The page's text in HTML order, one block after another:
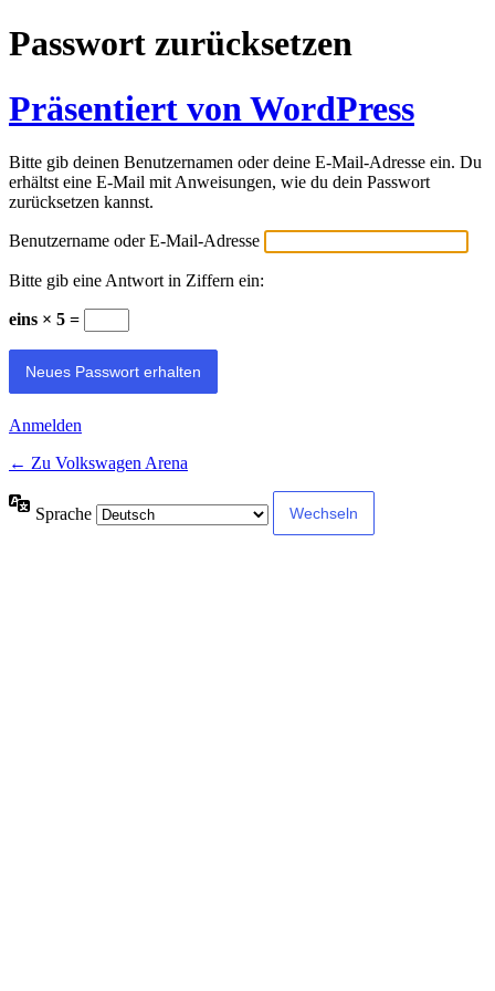
Passwort zurücksetzen
Präsentiert von WordPress
Bitte gib deinen Benutzernamen oder deine E-Mail-Adresse ein. Du
erhältst eine E-Mail mit Anweisungen, wie du dein Passwort
zurücksetzen kannst.
Benutzername oder E-Mail-Adresse
Bitte gib eine Antwort in Ziffern ein:
eins × 5 =
Anmelden
← Zu Volkswagen Arena
Sprache